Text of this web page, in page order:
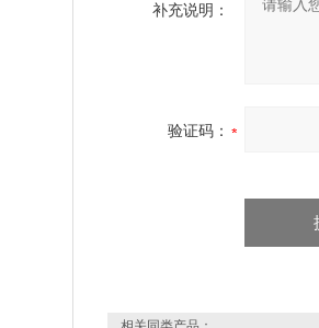
补充说明：
验证码：